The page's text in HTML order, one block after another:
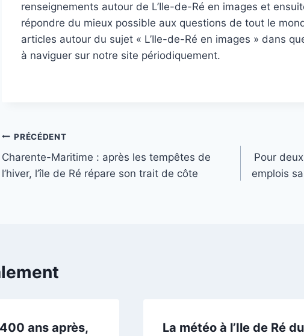
renseignements autour de L’Ile-de-Ré en images et
répondre du mieux possible aux questions de tout le
articles autour du sujet « L’Ile-de-Ré en images » dans
à naviguer sur notre site périodiquement.
Navigation
de
PRÉCÉDENT
Charente-Maritime : après les tempêtes de
l’hiver, l’île de Ré répare son trait de côte
Pour
emplois
ans après,
La météo à l’Ile de Ré du